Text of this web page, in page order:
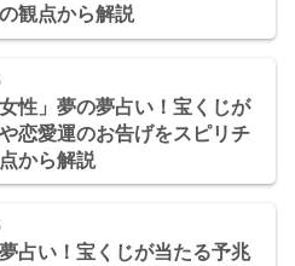
観点から解説
女性」夢の夢占い！宝くじが
恋愛運のお告げをスピリチ
から解説
夢占い！宝くじが当たる予兆